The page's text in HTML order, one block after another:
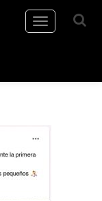
Toggle
navigation